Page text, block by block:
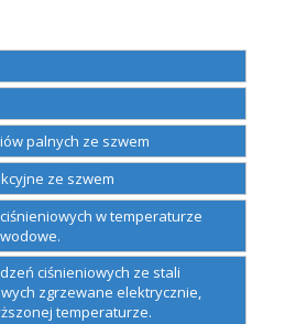
palnych ze szwem
ze szwem
w temperaturze
ciśnieniowych ze stali
zgrzewane elektrycznie,
temperaturze.